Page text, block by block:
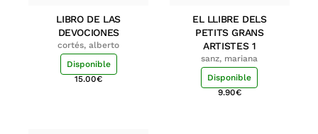
LIBRO DE LAS
DEVOCIONES
cortés, alberto
Disponible
15.00€
EL LLIBRE DELS
PETITS GRANS
ARTISTES 1
sanz, mariana
Disponible
9.90€